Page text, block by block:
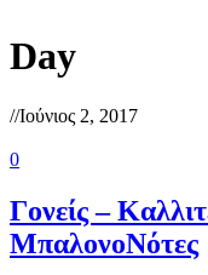
Day
//Ιούνιος 2, 2017
0
Γονείς –
ΜπαλονοΝότες